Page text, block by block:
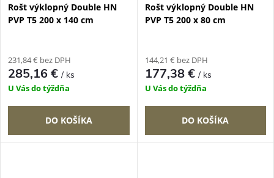
Rošt výklopný Double HN
PVP T5 200 x 140 cm
231,84 € bez DPH
285,16 €/ ks
U Vás do týždňa
DO KOŠÍKA
Rošt výklopný Double HN
PVP T5 200 x 80 cm
144,21 € bez DPH
177,38 €/ ks
U Vás do týždňa
DO KOŠÍKA